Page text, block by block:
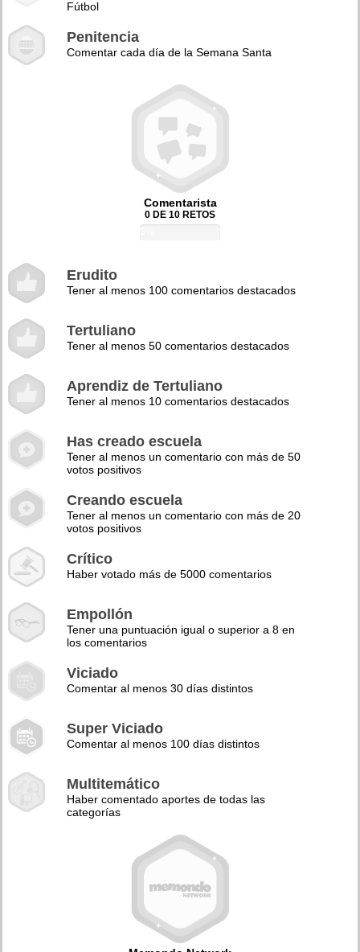
Fútbol
Penitencia
Comentar cada día de la Semana Santa
Comentarista
0 DE 10 RETOS
Erudito
Tener al menos 100 comentarios destacados
Tertuliano
Tener al menos 50 comentarios destacados
Aprendiz de Tertuliano
Tener al menos 10 comentarios destacados
Has creado escuela
Tener al menos un comentario con más de 50
votos positivos
Creando escuela
Tener al menos un comentario con más de 20
votos positivos
Crítico
Haber votado más de 5000 comentarios
Empollón
Tener una puntuación igual o superior a 8 en
los comentarios
Viciado
Comentar al menos 30 días distintos
Super Viciado
Comentar al menos 100 días distintos
Multitemático
Haber comentado aportes de todas las
categorías